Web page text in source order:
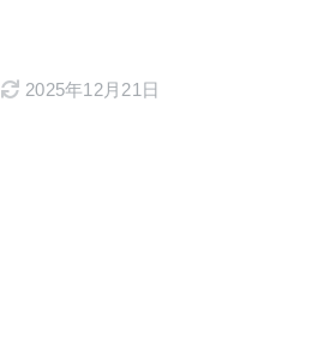
2025年12月21日